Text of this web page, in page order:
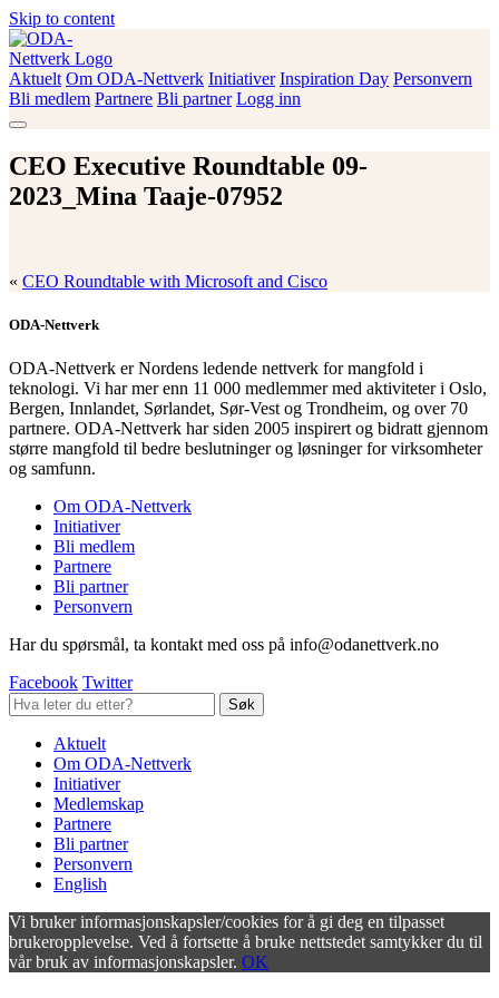
Skip to content
ODA-Nettverk
Aktuelt Om ODA-Nettverk Initiativer Inspiration Day Personvern
Bli medlem Partnere Bli partner Logg inn
CEO Executive Roundtable 09-
2023_Mina Taaje-07952
« CEO Roundtable with Microsoft and Cisco
ODA-Nettverk
ODA-Nettverk er Nordens ledende nettverk for mangfold i
teknologi. Vi har mer enn 11 000 medlemmer med aktiviteter i Oslo,
Bergen, Innlandet, Sørlandet, Sør-Vest og Trondheim, og over 70
partnere. ODA-Nettverk har siden 2005 inspirert og bidratt gjennom
større mangfold til bedre beslutninger og løsninger for virksomheter
og samfunn.
Om ODA-Nettverk
Initiativer
Bli medlem
Partnere
Bli partner
Personvern
Har du spørsmål, ta kontakt med oss på info@odanettverk.no
Facebook Twitter
Aktuelt
Om ODA-Nettverk
Initiativer
Medlemskap
Partnere
Bli partner
Personvern
English
Vi bruker informasjonskapsler/cookies for å gi deg en tilpasset
brukeropplevelse. Ved å fortsette å bruke nettstedet samtykker du til
vår bruk av informasjonskapsler. OK